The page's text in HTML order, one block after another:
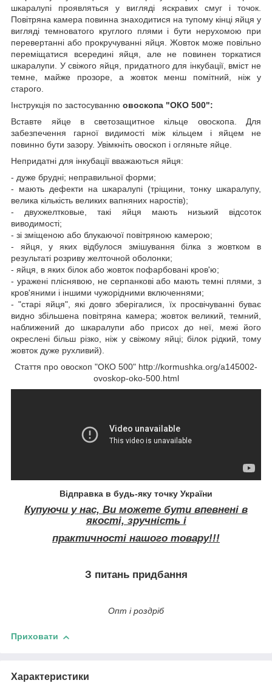
шкаралупі проявляться у вигляді яскравих смуг і точок.
Повітряна камера повинна знаходитися на тупому кінці яйця у
вигляді темноватого круглого плями і бути нерухомою при
перевертанні або прокручуванні яйця. Жовток може повільно
переміщатися всередині яйця, але не повинен торкатися
шкаралупи. У свіжого яйця, придатного для інкубації, вміст не
темне, майже прозоре, а жовток менш помітний, ніж у
старого.
Інструкція по застосуванню овоскопа "ОКО 500":
Вставте яйце в светозащитное кільце овоскопа. Для
забезпечення гарної видимості між кільцем і яйцем не
повинно бути зазору. Увімкніть овоскоп і огляньте яйце.
Непридатні для інкубації вважаються яйця:
- дуже брудні; неправильної форми;
- мають дефекти на шкаралупі (тріщини, тонку шкаралупу,
велика кількість великих вапняних наростів);
- двухжелтковые, такі яйця мають низький відсоток
виводимості;
- зі зміщеною або блукаючої повітряною камерою;
- яйця, у яких відбулося змішування білка з жовтком в
результаті розриву желточной оболонки;
- яйця, в яких білок або жовток пофарбовані кров'ю;
- уражені пліснявою, не серпанкові або мають темні плями, з
кров'яними і іншими чужорідними включеннями;
- "старі яйця", які довго зберігалися, їх просвічуванні буває
видно збільшена повітряна камера; жовток великий, темний,
наближений до шкаралупи або присох до неї, межі його
окреслені більш різко, ніж у свіжому яйці; білок рідкий, тому
жовток дуже рухливий).
Стаття про овоскоп "ОКО 500" http://kormushka.org/a145002-
ovoskop-oko-500.html
Відправка в будь-яку точку України
Купуючи у нас, Ви можете бути впевнені в
якості, зручність і
практичності нашого товару!!!
З питань придбання
Опт і роздріб
Приховати
Характеристики